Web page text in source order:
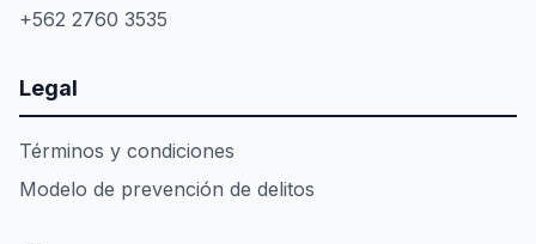
+562 2760 3535
Legal
Términos y condiciones
Modelo de prevención de delitos